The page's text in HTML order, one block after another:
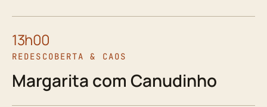
13h00
REDESCOBERTA & CAOS
Margarita com Canudinho